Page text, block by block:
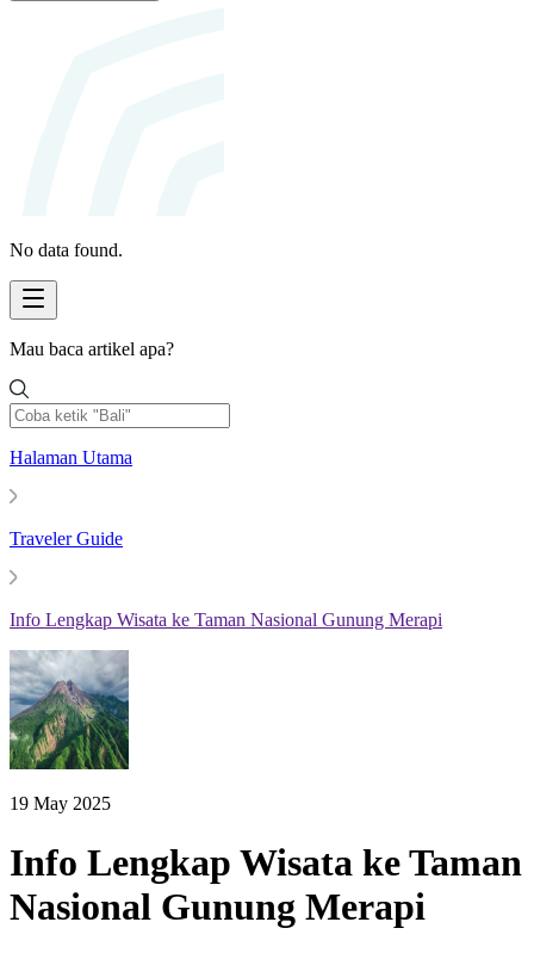
No data found.
Mau baca artikel apa?
Halaman Utama
Traveler Guide
Info Lengkap Wisata ke Taman Nasional Gunung Merapi
19 May 2025
Info Lengkap Wisata ke Taman
Nasional Gunung Merapi